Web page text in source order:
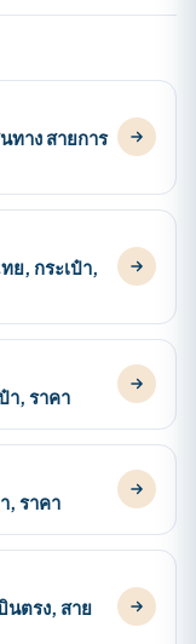
ทาง สายการ
ย, กระเป๋า,
า, ราคา
, ราคา
ตรง, สาย